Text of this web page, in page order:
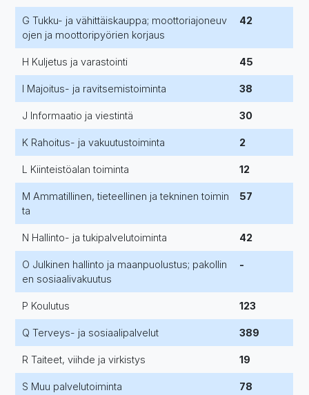
G Tukku- ja vähittäiskauppa; moottoriajoneuv
ojen ja moottoripyörien korjaus
42
H Kuljetus ja varastointi 45
I Majoitus- ja ravitsemistoiminta 38
J Informaatio ja viestintä 30
K Rahoitus- ja vakuutustoiminta 2
L Kiinteistöalan toiminta 12
M Ammatillinen, tieteellinen ja tekninen toimin
ta
57
N Hallinto- ja tukipalvelutoiminta 42
O Julkinen hallinto ja maanpuolustus; pakollin
en sosiaalivakuutus
-
P Koulutus 123
Q Terveys- ja sosiaalipalvelut 389
R Taiteet, viihde ja virkistys 19
S Muu palvelutoiminta 78